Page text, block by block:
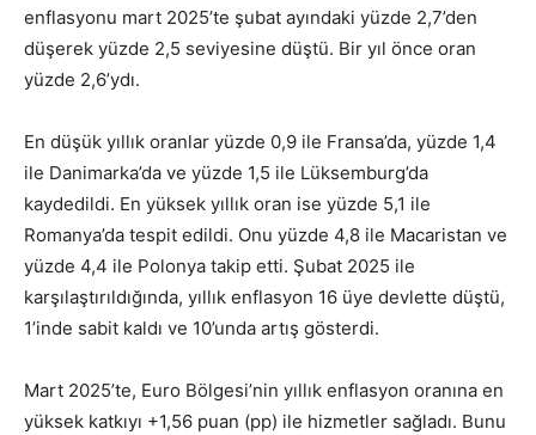
enflasyonu mart 2025’te şubat ayındaki yüzde 2,7’den
düşerek yüzde 2,5 seviyesine düştü. Bir yıl önce oran
yüzde 2,6’ydı.
En düşük yıllık oranlar yüzde 0,9 ile Fransa’da, yüzde 1,4
ile Danimarka’da ve yüzde 1,5 ile Lüksemburg’da
kaydedildi. En yüksek yıllık oran ise yüzde 5,1 ile
Romanya’da tespit edildi. Onu yüzde 4,8 ile Macaristan ve
yüzde 4,4 ile Polonya takip etti. Şubat 2025 ile
karşılaştırıldığında, yıllık enflasyon 16 üye devlette düştü,
1’inde sabit kaldı ve 10’unda artış gösterdi.
Mart 2025’te, Euro Bölgesi’nin yıllık enflasyon oranına en
yüksek katkıyı +1,56 puan (pp) ile hizmetler sağladı. Bunu